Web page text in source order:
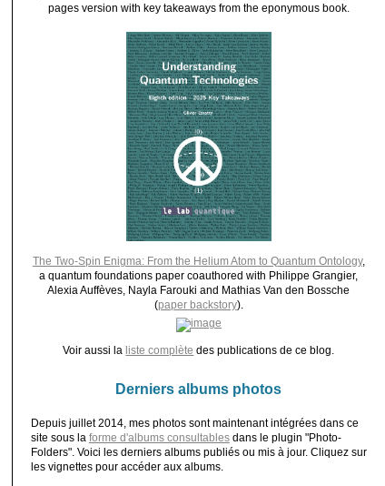
pages version with key takeaways from the eponymous book.
The Two-Spin Enigma: From the Helium Atom to Quantum Ontology,
a quantum foundations paper coauthored with Philippe Grangier,
Alexia Auffèves, Nayla Farouki and Mathias Van den Bossche
(paper backstory).
Voir aussi la liste complète des publications de ce blog.
Derniers albums photos
Depuis juillet 2014, mes photos sont maintenant intégrées dans ce
site sous la forme d'albums consultablesdans le plugin "Photo-
Folders". Voici les derniers albums publiés ou mis à jour. Cliquez sur
les vignettes pour accéder aux albums.